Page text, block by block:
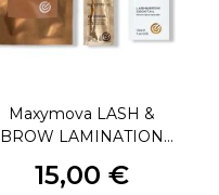
Maxymova LASH &
BROW LAMINATION
15,00 €